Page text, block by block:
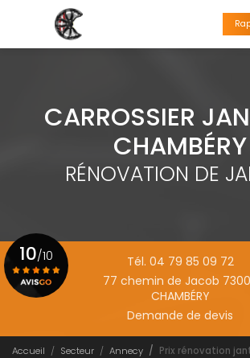
principal
CARROSSIER
CHAMBÉRY
RÉNOVATION DE
Tél. 04 79 85 09 72
77 chemin de Jacob
CHAMBÉRY
Demande de devis
10/10
Accueil Secteur Annecy Prix rénovation